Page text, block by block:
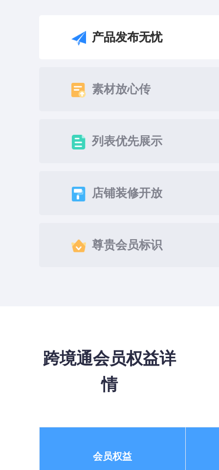
产品发布无忧
素材放心传
列表优先展示
店铺装修开放
尊贵会员标识
跨境通会员权益详
情
会员权益